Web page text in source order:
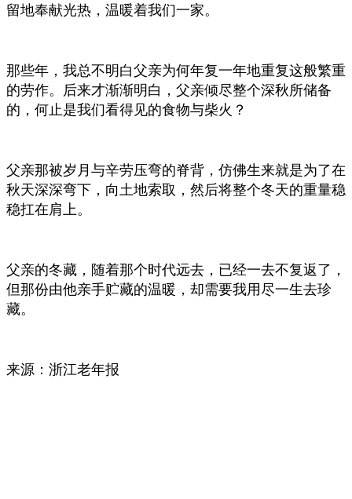
留地奉献光热，温暖着我们一家。
那些年，我总不明白父亲为何年复一年地重复这般繁重
的劳作。后来才渐渐明白，父亲倾尽整个深秋所储备
的，何止是我们看得见的食物与柴火？
父亲那被岁月与辛劳压弯的脊背，仿佛生来就是为了在
秋天深深弯下，向土地索取，然后将整个冬天的重量稳
稳扛在肩上。
父亲的冬藏，随着那个时代远去，已经一去不复返了，
但那份由他亲手贮藏的温暖，却需要我用尽一生去珍
藏。
来源：浙江老年报